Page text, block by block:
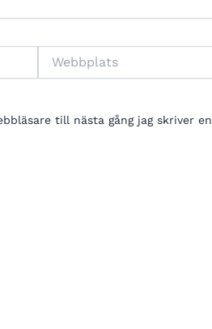
till nästa gång jag skriver en